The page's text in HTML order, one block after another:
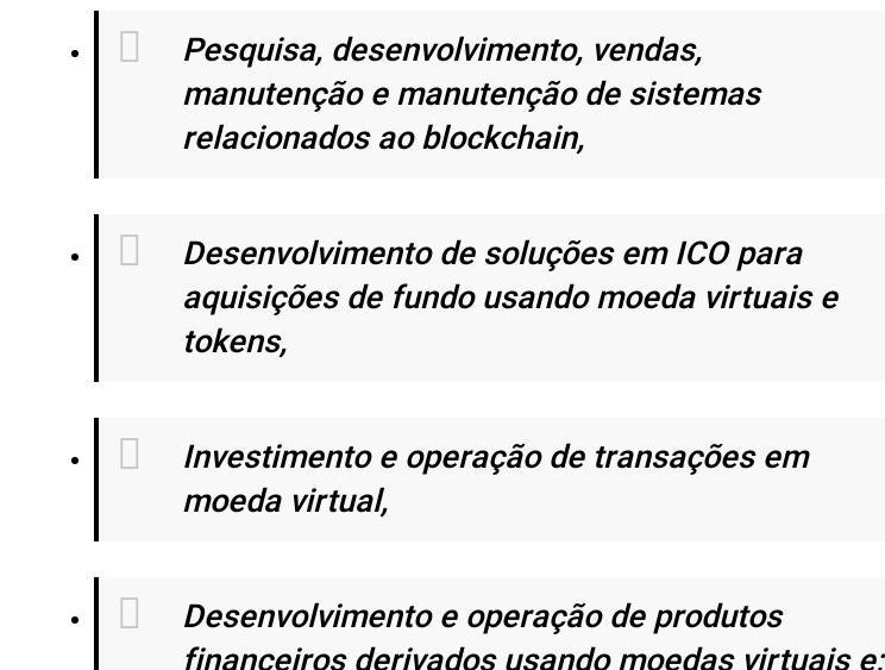
Pesquisa, desenvolvimento, vendas,
manutenção e manutenção de sistemas
relacionados ao blockchain,
Desenvolvimento de soluções em ICO para
aquisições de fundo usando moeda virtuais e
tokens,
Investimento e operação de transações em
moeda virtual,
Desenvolvimento e operação de produtos